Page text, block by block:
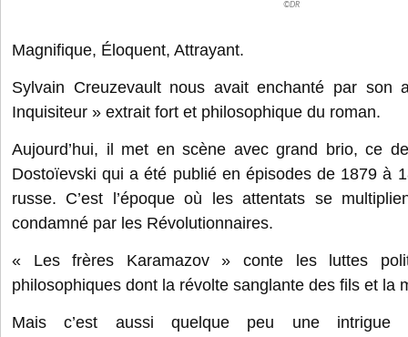
©DR
Magnifique, Éloquent, Attrayant.
Sylvain Creuzevault nous avait enchanté par son
Inquisiteur » extrait fort et philosophique du roman.
Aujourd’hui, il met en scène avec grand brio, ce
Dostoïevski qui a été publié en épisodes de 1879 à
russe. C’est l’époque où les attentats se
condamné par les Révolutionnaires.
« Les frères Karamazov » conte les luttes
philosophiques dont la révolte sanglante des fils et la
Mais c’est aussi quelque peu une intrigue